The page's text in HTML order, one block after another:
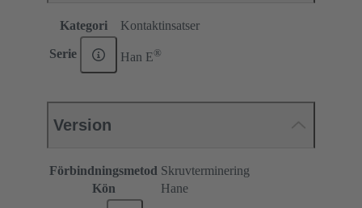
Kategori Kontaktinsatser
Serie Han E®
Version
Förbindningsmetod Skruvterminering
Kön
Hane